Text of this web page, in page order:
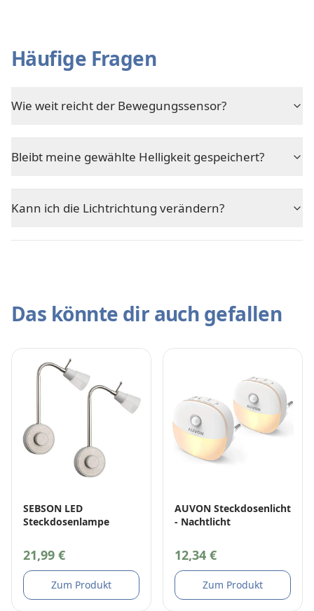
Häufige Fragen
Wie weit reicht der Bewegungssensor?
Bleibt meine gewählte Helligkeit gespeichert?
Kann ich die Lichtrichtung verändern?
Das könnte dir auch gefallen
SEBSON LED
Steckdosenlampe
21,99 €
Zum Produkt
AUVON Steckdosenlicht
- Nachtlicht
12,34 €
Zum Produkt